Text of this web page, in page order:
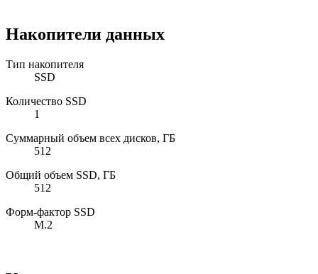
Накопители данных
Тип накопителя
SSD
Количество SSD
1
Суммарный объем всех дисков, ГБ
512
Общий объем SSD, ГБ
512
Форм-фактор SSD
M.2